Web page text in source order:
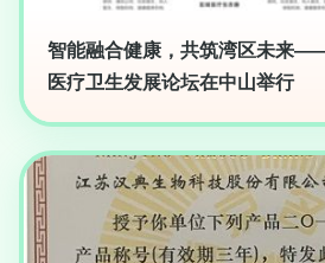
智能融合健康，共筑湾区未来
医疗卫生发展论坛在中山举行